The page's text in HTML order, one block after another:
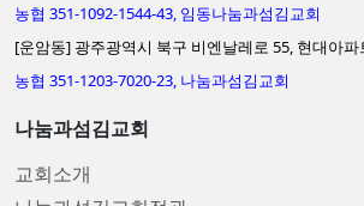
농협 351-1092-1544-43, 임동나눔과섬김교회
[운암동] 광주광역시 북구 비엔날레로 55, 현대아파
농협 351-1203-7020-23, 나눔과섬김교회
나눔과섬김교회
교회소개